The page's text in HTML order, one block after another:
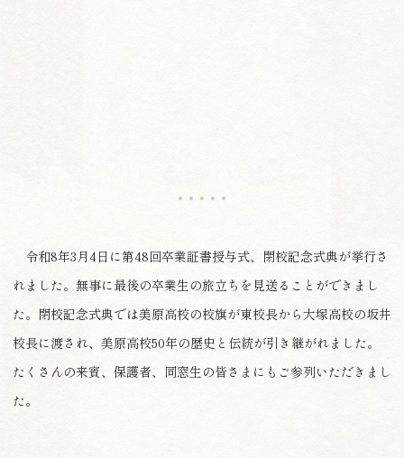
令和8年3月4日に第48回卒業証書授与式、閉校記念式典が挙行さ
れました。無事に最後の卒業生の旅立ちを見送ることができまし
た。閉校記念式典では美原高校の校旗が東校長から大塚高校の坂井
校長に渡され、美原高校50年の歴史と伝統が引き継がれました。
たくさんの来賓、保護者、同窓生の皆さまにもご参列いただきまし
た。